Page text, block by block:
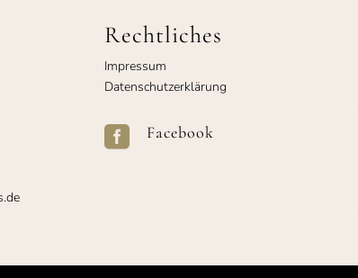
Rechtliches
Impressum
Datenschutzerklärung
 Facebook